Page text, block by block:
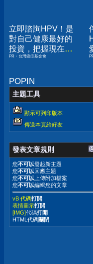
立即諮詢HPV！是
對自己健康最好的
投資，把握現在不
嫌晚！
PR・台灣癌症基金會
POPIN
主題工具
顯示可列印版本
傳送本頁給好友
發表文章規則
您不可以發起新主題
您不可以回應主題
您不可以 上傳附加檔案
您不可以編輯您的文章
vB 代碼打開
表情圖示打開
[IMG]代碼打開
HTML代碼關閉